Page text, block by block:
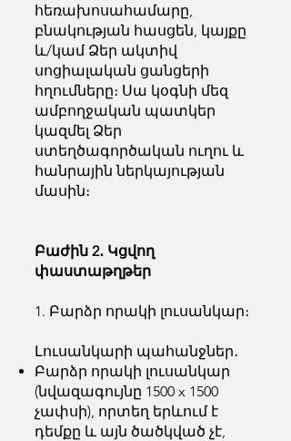
հեռախոսահամարը,
բնակության հասցեն, կայքը
և/կամ Ձեր ակտիվ
սոցիալական ցանցերի
հղումները։ Սա կօգնի մեզ
ամբողջական պատկեր
կազմել Ձեր
ստեղծագործական ուղու և
հանրային ներկայության
մասին։
Բաժին 2․ Կցվող
փաստաթղթեր
1. Բարձր որակի լուսանկար։
Լուսանկարի պահանջներ․
Բարձր որակի լուսանկար
(նվազագույնը 1500 x 1500
չափսի), որտեղ երևում է
դեմքը և այն ծածկված չէ,